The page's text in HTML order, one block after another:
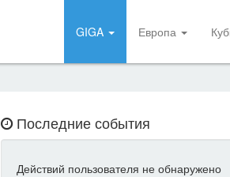
GIGA Европа
Последние события
Действий пользователя не обнаружено